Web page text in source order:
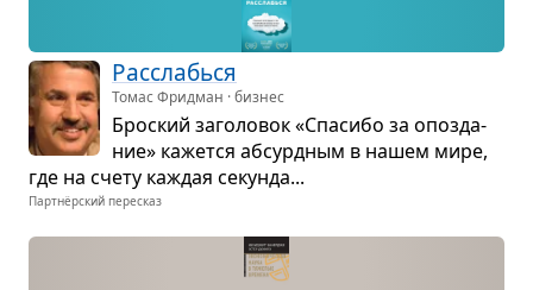
Рас­слабься
Томас Фридман · бизнес
Брос­кий заго­ло­вок «Спа­сибо за опоз­да­
ние» кажется абсурд­ным в нашем мире,
где на счету каж­дая секунда...
Партнёрский пересказ